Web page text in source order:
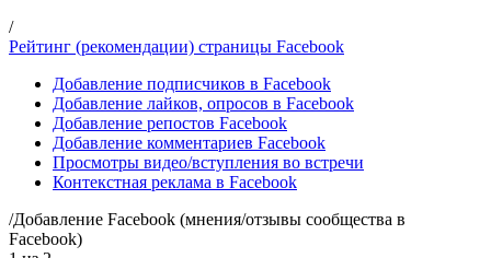
/
Рейтинг (рекомендации) страницы Facebook
Добавление подписчиков в Facebook
Добавление лайков, опросов в Facebook
Добавление репостов Facebook
Добавление комментариев Facebook
Просмотры видео/вступления во встречи
Контекстная реклама в Facebook
/Добавление Facebook (мнения/отзывы сообщества в
Facebook)